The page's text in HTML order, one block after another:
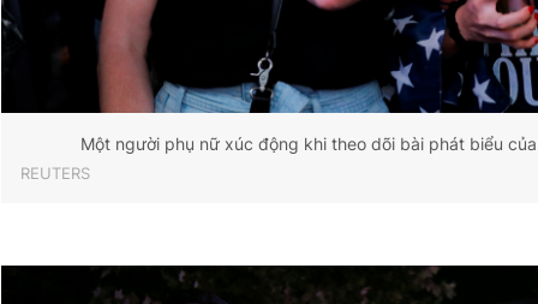
Một người phụ nữ xúc động khi theo dõi bài phát biểu
REUTERS